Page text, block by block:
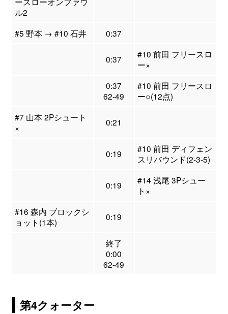
ル2
#5 野本 → #10 石井 0:37
0:37
#10 前田 フリースロ
ー×
0:37
62-49
#10 前田 フリースロ
ー○(12点)
#7 山本 2Pシュート
×
0:21
0:19
#10 前田 ディフェン
スリバウンド(2-3-5)
0:19
#14 浅尾 3Pシュー
ト×
#16 森内 ブロックシ
ョット(1本)
0:19
終了
0:00
62-49
第4クォーター